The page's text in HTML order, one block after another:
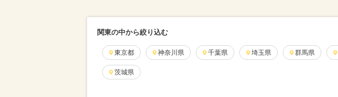
関東の中から絞り込む
東京都 神奈川県 千葉県 埼玉県 群馬県
茨城県